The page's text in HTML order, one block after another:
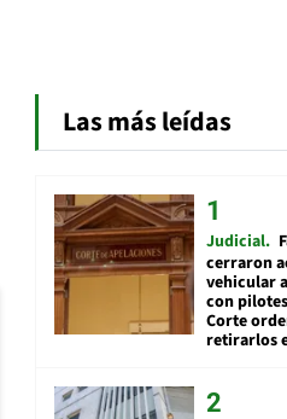
Las más leídas
Judicial
cerraron
vehicular
con
Corte
retirarlos